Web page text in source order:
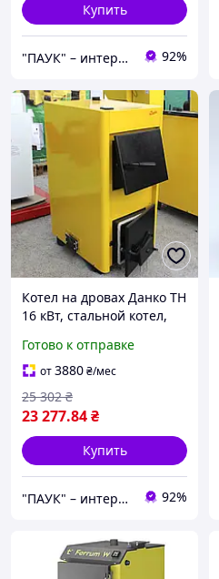
Купить
"ПАУК" – интернет-магазин торгового, складского, отопительного оборудования. 92%
Котел на дровах Данко ТН
16 кВт, стальной котел,
твердотопливный
бытовой котел, котел на
угле
Готово к отправке
от3880₴/мес
23 277.84₴
25 302 ₴
Купить
"ПАУК" – интернет-магазин торгового, складского, отопительного оборудования. 92%